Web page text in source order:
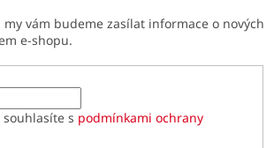
my vám budeme zasílat informace o nových
e-shopu.
s podmínkami ochrany